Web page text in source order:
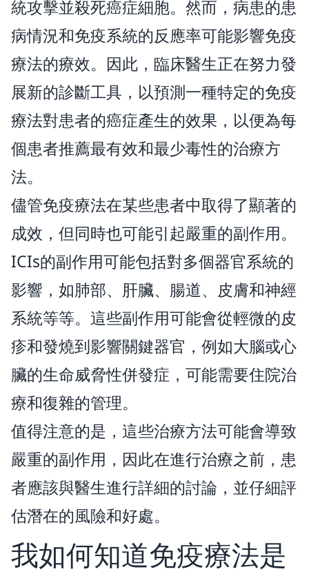
統攻擊並殺死癌症細胞。然而，病患的患
病情況和免疫系統的反應率可能影響免疫
療法的療效。因此，臨床醫生正在努力發
展新的診斷工具，以預測一種特定的免疫
療法對患者的癌症產生的效果，以便為每
個患者推薦最有效和最少毒性的治療方
法。
儘管免疫療法在某些患者中取得了顯著的
成效，但同時也可能引起嚴重的副作用。
ICIs的副作用可能包括對多個器官系統的
影響，如肺部、肝臟、腸道、皮膚和神經
系統等等。這些副作用可能會從輕微的皮
疹和發燒到影響關鍵器官，例如大腦或心
臟的生命威脅性併發症，可能需要住院治
療和復雜的管理。
值得注意的是，這些治療方法可能會導致
嚴重的副作用，因此在進行治療之前，患
者應該與醫生進行詳細的討論，並仔細評
估潛在的風險和好處。
我如何知道免疫療法是